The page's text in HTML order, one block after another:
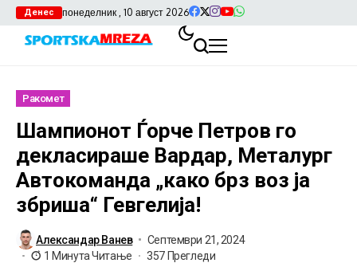
Денес понеделник , 10 август 2026
Ракомет
Шампионот Ѓорче Петров го
декласираше Вардар, Металург
Автокоманда „како брз воз ја
збриша“ Гевгелија!
Александар Ванев
Септември 21, 2024
1 Минута Читање
357 Прегледи